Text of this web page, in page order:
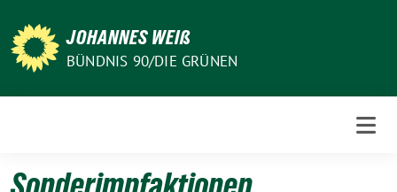
zum
Inhalt
JOHANNES WEIß
BÜNDNIS 90/DIE GRÜNEN